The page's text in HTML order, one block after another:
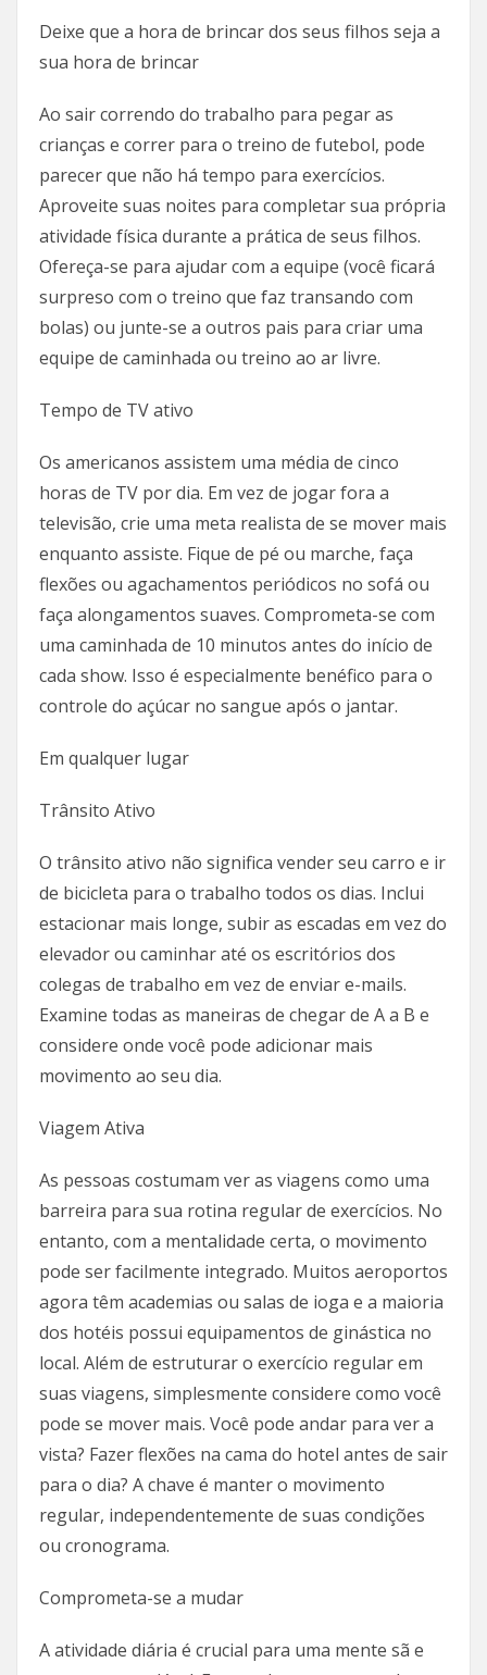
Deixe que a hora de brincar dos seus filhos seja a
sua hora de brincar
Ao sair correndo do trabalho para pegar as
crianças e correr para o treino de futebol, pode
parecer que não há tempo para exercícios.
Aproveite suas noites para completar sua própria
atividade física durante a prática de seus filhos.
Ofereça-se para ajudar com a equipe (você ficará
surpreso com o treino que faz transando com
bolas) ou junte-se a outros pais para criar uma
equipe de caminhada ou treino ao ar livre.
Tempo de TV ativo
Os americanos assistem uma média de cinco
horas de TV por dia. Em vez de jogar fora a
televisão, crie uma meta realista de se mover mais
enquanto assiste. Fique de pé ou marche, faça
flexões ou agachamentos periódicos no sofá ou
faça alongamentos suaves. Comprometa-se com
uma caminhada de 10 minutos antes do início de
cada show. Isso é especialmente benéfico para o
controle do açúcar no sangue após o jantar.
Em qualquer lugar
Trânsito Ativo
O trânsito ativo não significa vender seu carro e ir
de bicicleta para o trabalho todos os dias. Inclui
estacionar mais longe, subir as escadas em vez do
elevador ou caminhar até os escritórios dos
colegas de trabalho em vez de enviar e-mails.
Examine todas as maneiras de chegar de A a B e
considere onde você pode adicionar mais
movimento ao seu dia.
Viagem Ativa
As pessoas costumam ver as viagens como uma
barreira para sua rotina regular de exercícios. No
entanto, com a mentalidade certa, o movimento
pode ser facilmente integrado. Muitos aeroportos
agora têm academias ou salas de ioga e a maioria
dos hotéis possui equipamentos de ginástica no
local. Além de estruturar o exercício regular em
suas viagens, simplesmente considere como você
pode se mover mais. Você pode andar para ver a
vista? Fazer flexões na cama do hotel antes de sair
para o dia? A chave é manter o movimento
regular, independentemente de suas condições
ou cronograma.
Comprometa-se a mudar
A atividade diária é crucial para uma mente sã e